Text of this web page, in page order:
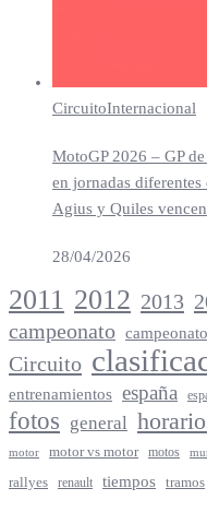
CircuitoInternacional
MotoGP 2026 – GP
en jornadas
Agius y Quiles
28/04/2026
2011 2012 2013
campeonato
Circuito
entrenamientos españa
fotos general
motor motor vs motor motos
rallyes renault tiempos tramos